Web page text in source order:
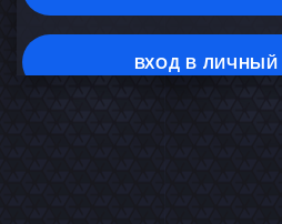
ВХОД В ЛИЧНЫЙ